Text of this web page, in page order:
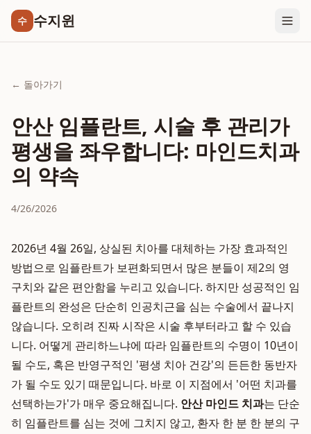
수 수지윈
← 돌아가기
안산 임플란트, 시술 후 관리가
평생을 좌우합니다: 마인드치과
의 약속
4/26/2026
2026년 4월 26일, 상실된 치아를 대체하는 가장 효과적인
방법으로 임플란트가 보편화되면서 많은 분들이 제2의 영
구치와 같은 편안함을 누리고 있습니다. 하지만 성공적인 임
플란트의 완성은 단순히 인공치근을 심는 수술에서 끝나지
않습니다. 오히려 진짜 시작은 시술 후부터라고 할 수 있습
니다. 어떻게 관리하느냐에 따라 임플란트의 수명이 10년이
될 수도, 혹은 반영구적인 '평생 치아 건강'의 든든한 동반자
가 될 수도 있기 때문입니다. 바로 이 지점에서 '어떤 치과를
선택하는가'가 매우 중요해집니다. 안산 마인드 치과는 단순
히 임플란트를 심는 것에 그치지 않고, 환자 한 분 한 분의 구